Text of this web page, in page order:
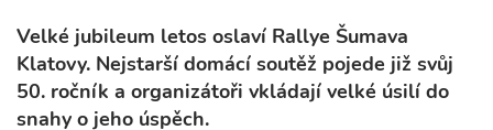
Velké jubileum letos oslaví Rallye Šumava
Klatovy. Nejstarší domácí soutěž pojede již svůj
50. ročník a organizátoři vkládají velké úsilí do
snahy o jeho úspěch.